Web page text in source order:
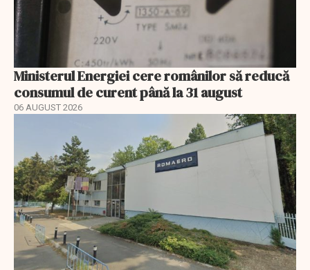
Ministerul Energiei cere românilor să reducă
consumul de curent până la 31 august
06 AUGUST 2026